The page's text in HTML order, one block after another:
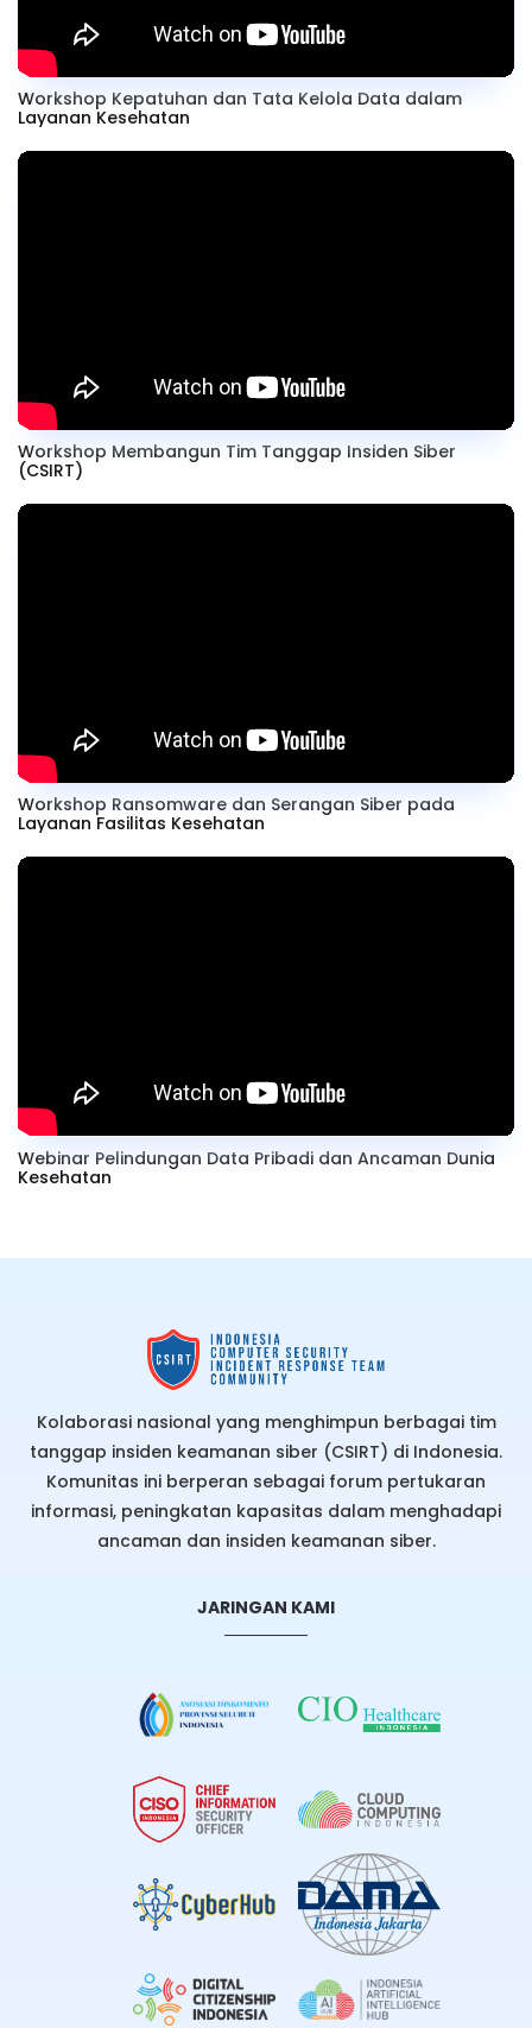
Workshop Kepatuhan dan Tata Kelola Data dalam
Layanan Kesehatan
Workshop Membangun Tim Tanggap Insiden Siber
(CSIRT)
Workshop Ransomware dan Serangan Siber pada
Layanan Fasilitas Kesehatan
Webinar Pelindungan Data Pribadi dan Ancaman Dunia
Kesehatan
Kolaborasi nasional yang menghimpun berbagai tim
tanggap insiden keamanan siber (CSIRT) di Indonesia.
Komunitas ini berperan sebagai forum pertukaran
informasi, peningkatan kapasitas dalam menghadapi
ancaman dan insiden keamanan siber.
JARINGAN KAMI